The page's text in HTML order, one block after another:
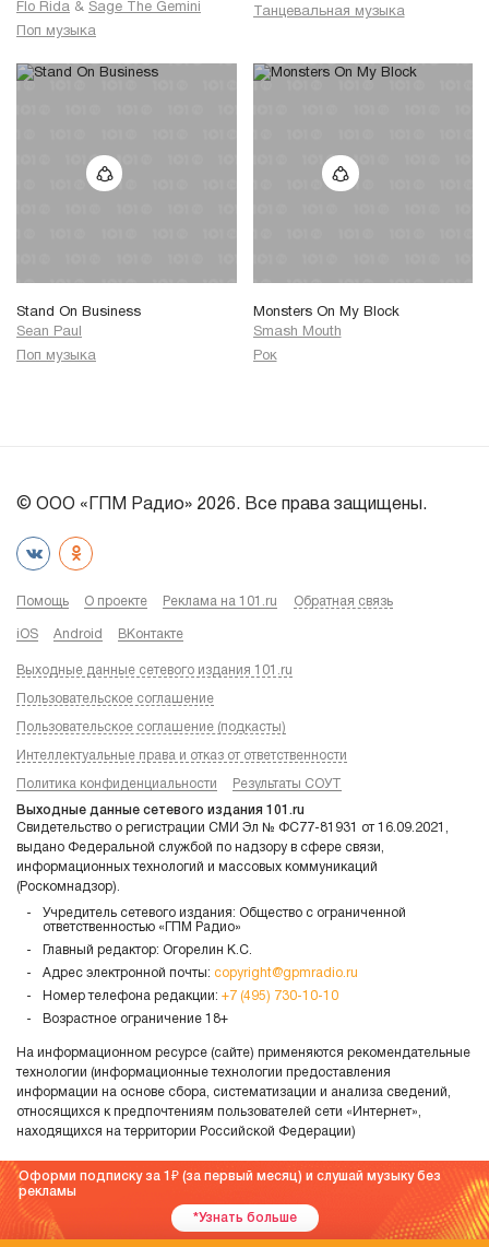
Flo Rida & Sage The Gemini
Поп музыка
Танцевальная музыка
Stand On Business
Sean Paul
Поп музыка
Monsters On My Block
Smash Mouth
Рок
© ООО «ГПМ Радио» 2026. Все права защищены.
Помощь О проекте Реклама на 101.ru Обратная связь
iOS Android ВКонтакте
Выходные данные сетевого издания 101.ru
Пользовательское соглашение
Пользовательское соглашение (подкасты)
Интеллектуальные права и отказ от ответственности
Политика конфиденциальности Результаты СОУТ
Выходные данные сетевого издания 101.ru
Свидетельство о регистрации СМИ Эл № ФС77-81931 от 16.09.2021,
выдано Федеральной службой по надзору в сфере связи,
информационных технологий и массовых коммуникаций
(Роскомнадзор).
Учредитель сетевого издания: Общество с ограниченной
ответственностью «ГПМ Радио»
Главный редактор: Огорелин К.С.
Адрес электронной почты: copyright@gpmradio.ru
Номер телефона редакции: +7 (495) 730-10-10
Возрастное ограничение 18+
На информационном ресурсе (сайте) применяются рекомендательные
технологии (информационные технологии предоставления
информации на основе сбора, систематизации и анализа сведений,
относящихся к предпочтениям пользователей сети «Интернет»,
находящихся на территории Российской Федерации)
Оформи подписку за 1
(за первый месяц) и слушай музыку без
рекламы
*Узнать больше